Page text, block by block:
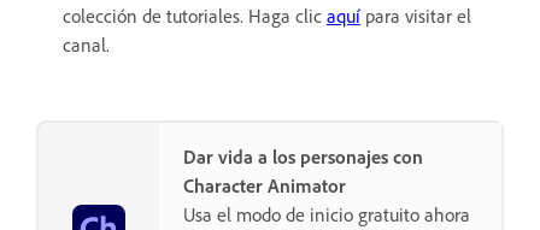
colección de tutoriales. Haga clic aquí para visitar el
canal.
Dar vida a los personajes con
Character Animator
Usa el modo de inicio gratuito ahora